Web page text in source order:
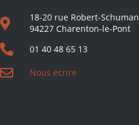
18-20 rue Robert-Schuman
94227 Charenton-le-Pont
01 40 48 65 13
Nous écrire